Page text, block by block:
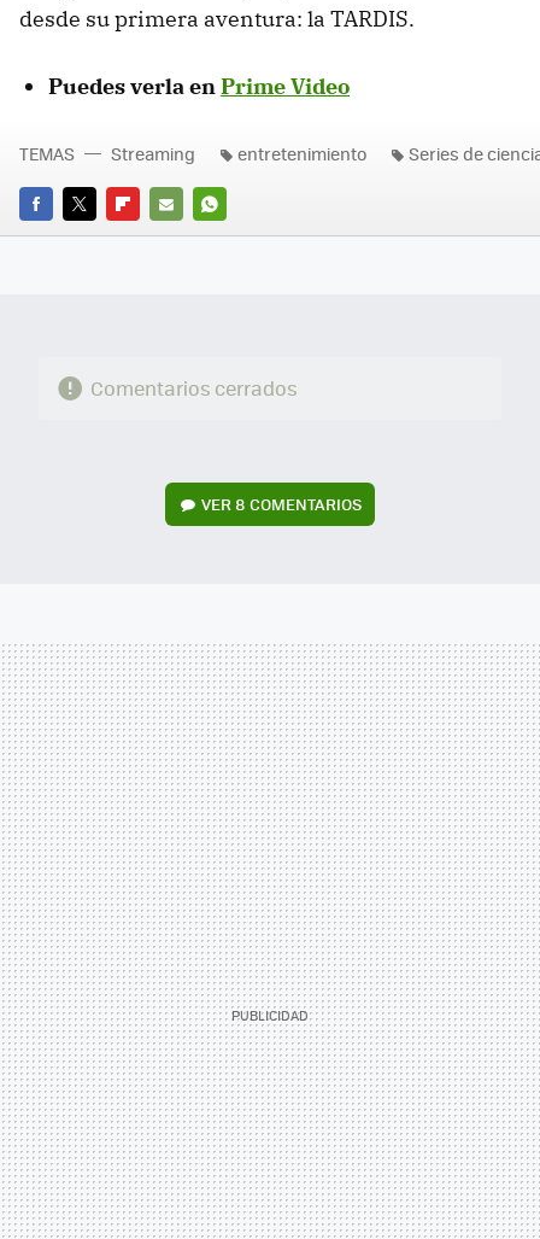
desde su primera aventura: la TARDIS.
Puedes verla enPrime Video
FACEBOOK
TWITTERFLIPBOARD
E-
WHATSAPP
TEMAS Streaming entretenimiento Series de
Comentarios cerrados
VER8 COMENTARIOS